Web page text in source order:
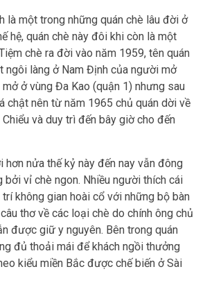
là một trong những quán chè lâu đời ở
hệ, quán chè này đôi khi còn là một
chè ra đời vào năm 1959, tên quán
ngôi làng ở Nam Định của người mở
mở ở vùng Đa Kao (quận 1) nhưng sau
chật nên từ năm 1965 chủ quán dời về
và duy trì đến bây giờ cho đến
hơn nửa thế kỷ này đến nay vẫn đông
bởi vỉ chè ngon. Nhiều người thích cái
không gian hoài cổ với những bộ bàn
thơ về các loại chè do chính ông chủ
được giữ y nguyên. Bên trong quán
đủ thoải mái để khách ngồi thưởng
kiểu miền Bắc được chế biến ở Sài